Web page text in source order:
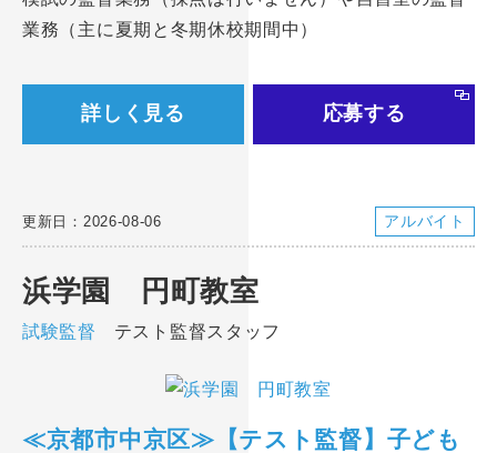
業務（主に夏期と冬期休校期間中）
詳しく見る 応募する
更新日：2026-08-06 アルバイト
浜学園 円町教室
試験監督 テスト監督スタッフ
≪京都市中京区≫【テスト監督】子ども